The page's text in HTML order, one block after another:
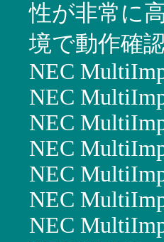
性が非常に
境で動作確
NEC
NEC
NEC
NEC
NEC
NEC
NEC